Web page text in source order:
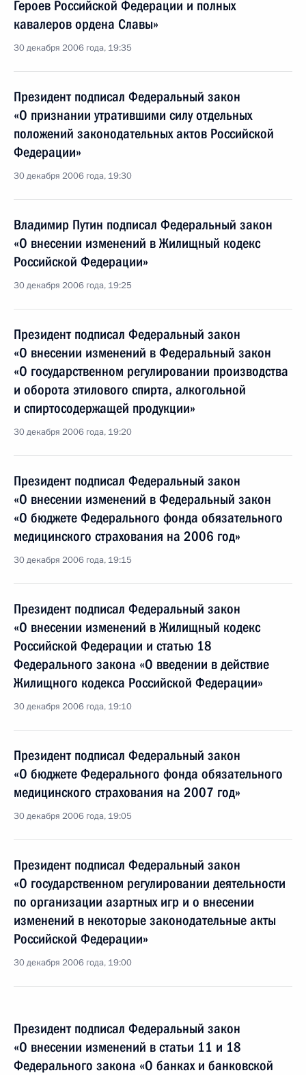
Героев Российской Федерации и полных
кавалеров ордена Славы»
30 декабря 2006 года, 19:35
Президент подписал Федеральный закон
«О признании утратившими силу отдельных
положений законодательных актов Российской
Федерации»
30 декабря 2006 года, 19:30
Владимир Путин подписал Федеральный закон
«О внесении изменений в Жилищный кодекс
Российской Федерации»
30 декабря 2006 года, 19:25
Президент подписал Федеральный закон
«О внесении изменений в Федеральный закон
«О государственном регулировании производства
и оборота этилового спирта, алкогольной
и спиртосодержащей продукции»
30 декабря 2006 года, 19:20
Президент подписал Федеральный закон
«О внесении изменений в Федеральный закон
«О бюджете Федерального фонда обязательного
медицинского страхования на 2006 год»
30 декабря 2006 года, 19:15
Президент подписал Федеральный закон
«О внесении изменений в Жилищный кодекс
Российской Федерации и статью 18
Федерального закона «О введении в действие
Жилищного кодекса Российской Федерации»
30 декабря 2006 года, 19:10
Президент подписал Федеральный закон
«О бюджете Федерального фонда обязательного
медицинского страхования на 2007 год»
30 декабря 2006 года, 19:05
Президент подписал Федеральный закон
«О государственном регулировании деятельности
по организации азартных игр и о внесении
изменений в некоторые законодательные акты
Российской Федерации»
30 декабря 2006 года, 19:00
Президент подписал Федеральный закон
«О внесении изменений в статьи 11 и 18
Федерального закона «О банках и банковской